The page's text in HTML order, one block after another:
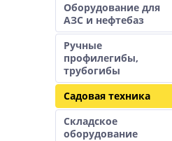
Оборудование для
АЗС и нефтебаз
Ручные
профилегибы,
трубогибы
Садовая техника
Складское
оборудование